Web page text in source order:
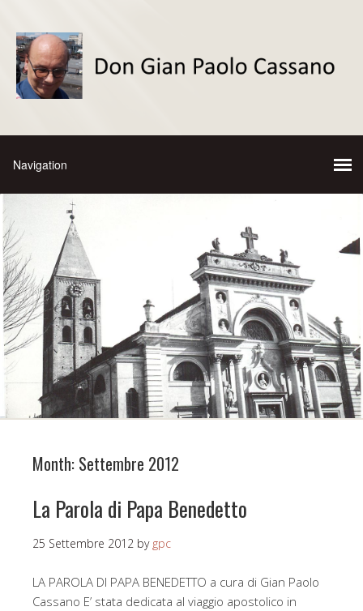
Month: Settembre 2012
La Parola di Papa Benedetto
25 Settembre 2012 by gpc
LA PAROLA DI PAPA BENEDETTO a cura di Gian Paolo
Cassano E’ stata dedicata al viaggio apostolico in